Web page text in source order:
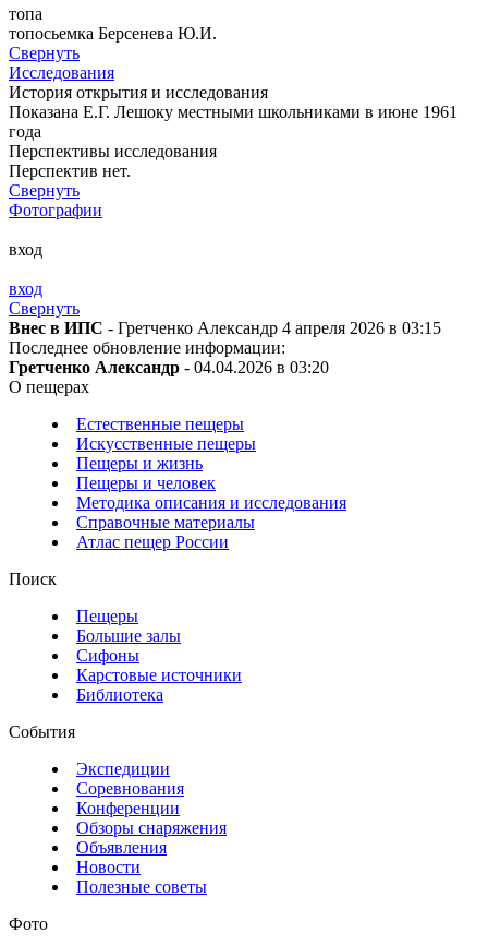
топа
топосьемка Берсенева Ю.И.
Свернуть
Исследования
История открытия и исследования
Показана Е.Г. Лешоку местными школьниками в июне 1961
года
Перспективы исследования
Перспектив нет.
Свернуть
Фотографии
вход
вход
Свернуть
Внес в ИПС - Гретченко Александр 4 апреля 2026 в 03:15
Последнее обновление информации:
Гретченко Александр - 04.04.2026 в 03:20
О пещерах
Естественные пещеры
Искусственные пещеры
Пещеры и жизнь
Пещеры и человек
Методика описания и исследования
Справочные материалы
Атлас пещер России
Поиск
Пещеры
Большие залы
Сифоны
Карстовые источники
Библиотека
События
Экспедиции
Соревнования
Конференции
Обзоры снаряжения
Объявления
Новости
Полезные советы
Фото